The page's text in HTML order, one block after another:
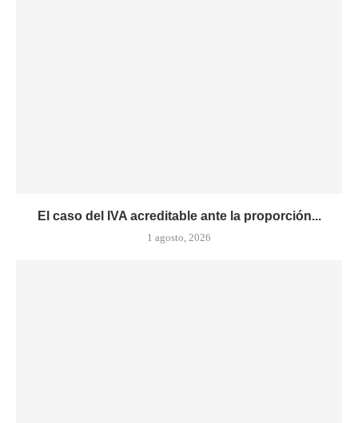
El caso del IVA acreditable ante la proporción...
1 agosto, 2026